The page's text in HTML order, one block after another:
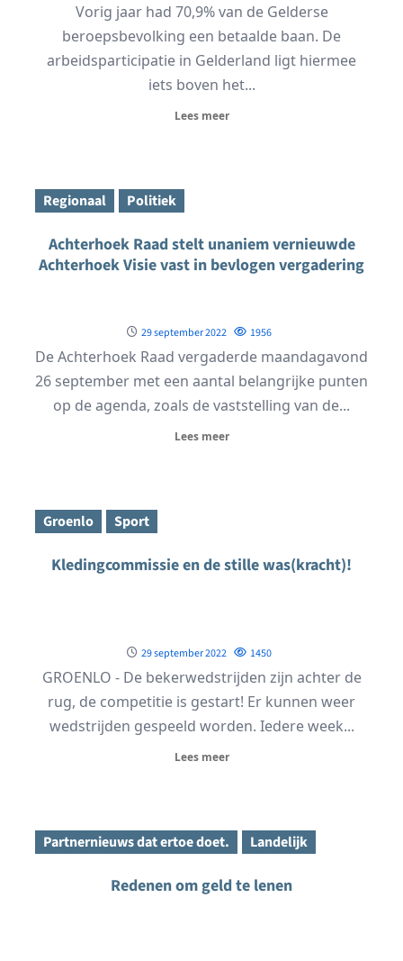
Vorig jaar had 70,9% van de Gelderse
beroepsbevolking een betaalde baan. De
arbeidsparticipatie in Gelderland ligt hiermee
iets boven het...
Lees meer
Regionaal Politiek
Achterhoek Raad stelt unaniem vernieuwde
Achterhoek Visie vast in bevlogen vergadering
29 september 2022 1956
De Achterhoek Raad vergaderde maandagavond
26 september met een aantal belangrijke punten
op de agenda, zoals de vaststelling van de...
Lees meer
Groenlo Sport
Kledingcommissie en de stille was(kracht)!
29 september 2022 1450
GROENLO - De bekerwedstrijden zijn achter de
rug, de competitie is gestart! Er kunnen weer
wedstrijden gespeeld worden. Iedere week...
Lees meer
Partnernieuws dat ertoe doet. Landelijk
Redenen om geld te lenen